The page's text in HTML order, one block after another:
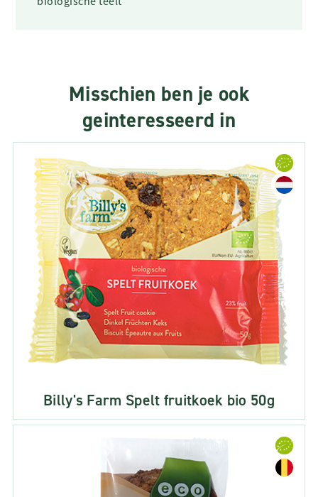
Misschien ben je ook
geinteresseerd in
Billy's Farm Spelt fruitkoek bio 50g